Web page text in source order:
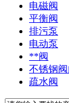
电磁阀
平衡阀
排污泵
电动泵
**阀
不锈钢阀
疏水阀